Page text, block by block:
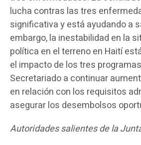
lucha contras las tres
significativa y está ayudando a
embargo, la inestabilidad en la
política en el terreno en Haití
el impacto de los tres
Secretariado a continuar
en relación con los requisitos
asegurar los desembolsos
Autoridades salientes de la